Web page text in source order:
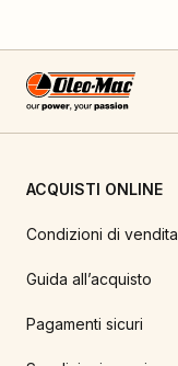
ACQUISTI ONLINE
Condizioni di vendita
Guida all’acquisto
Pagamenti sicuri